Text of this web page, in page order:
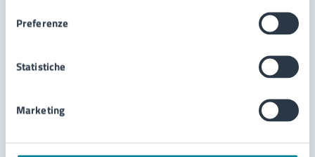
Preferenze
Statistiche
Marketing
cantare